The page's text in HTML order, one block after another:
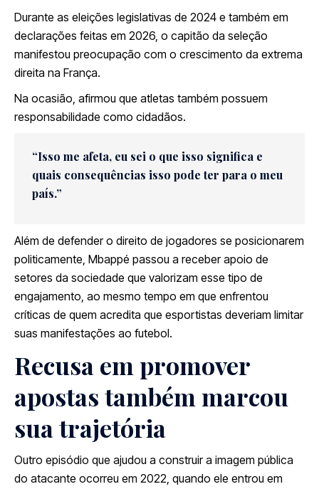
Durante as eleições legislativas de 2024 e também em
declarações feitas em 2026, o capitão da seleção
manifestou preocupação com o crescimento da extrema
direita na França.
Na ocasião, afirmou que atletas também possuem
responsabilidade como cidadãos.
“Isso me afeta, eu sei o que isso significa e
quais consequências isso pode ter para o meu
país.”
Além de defender o direito de jogadores se posicionarem
politicamente, Mbappé passou a receber apoio de
setores da sociedade que valorizam esse tipo de
engajamento, ao mesmo tempo em que enfrentou
críticas de quem acredita que esportistas deveriam limitar
suas manifestações ao futebol.
Recusa em promover
apostas também marcou
sua trajetória
Outro episódio que ajudou a construir a imagem pública
do atacante ocorreu em 2022, quando ele entrou em